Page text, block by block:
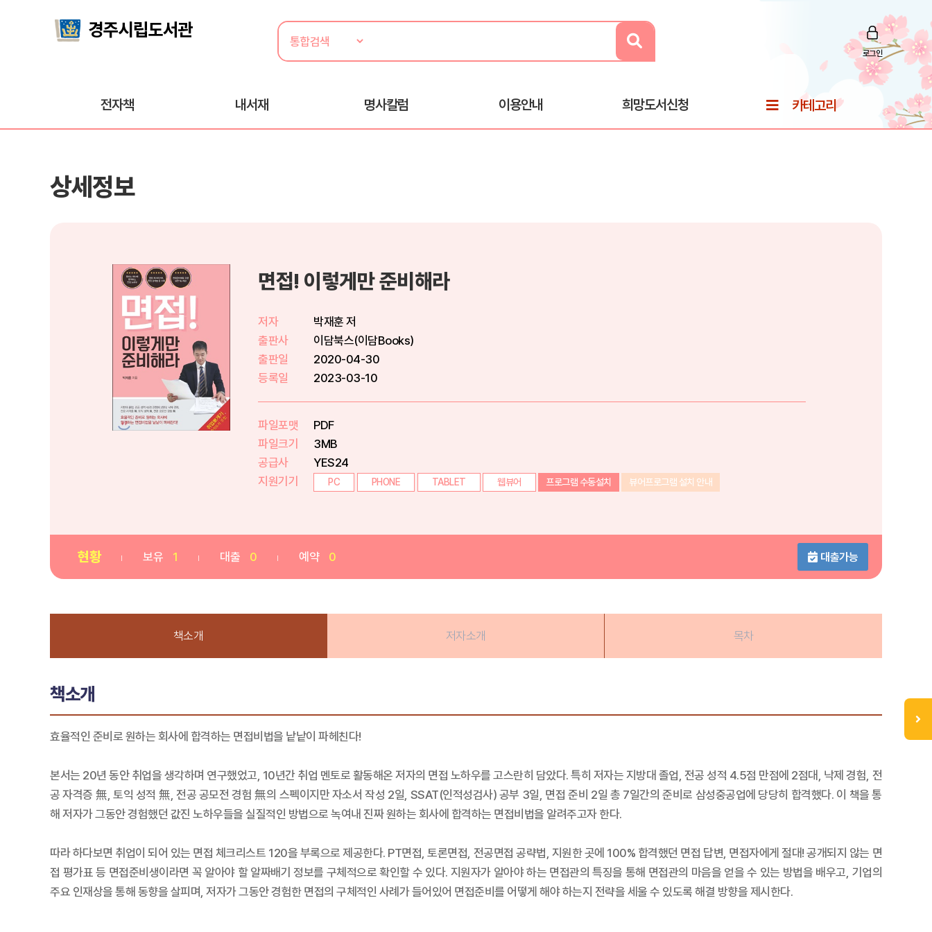
로그인
전자책 내서재 명사칼럼 이용안내 희망도서신청 카테고리
상세정보
면접! 이렇게만 준비해라
저자
박재훈 저
출판사
이담북스(이담Books)
출판일
2020-04-30
등록일
2023-03-10
파일포맷
PDF
파일크기
3MB
공급사
YES24
지원기기
PC PHONE TABLET 웹뷰어 프로그램 수동설치 뷰어프로그램 설치 안내
현황 보유 1 대출 0 예약 0 대출가능
책소개 저자소개 목차
책소개
효율적인 준비로 원하는 회사에 합격하는 면접비법을 낱낱이 파헤친다!
본서는 20년 동안 취업을 생각하며 연구했었고, 10년간 취업 멘토로 활동해온 저자의 면접 노하우를 고스란히 담았다. 특히 저자는 지방대 졸업, 전공 성적 4.5점 만점에 2점대, 낙제 경험, 전
공 자격증 無, 토익 성적 無, 전공 공모전 경험 無의 스펙이지만 자소서 작성 2일, SSAT(인적성검사) 공부 3일, 면접 준비 2일 총 7일간의 준비로 삼성중공업에 당당히 합격했다. 이 책을 통
해 저자가 그동안 경험했던 값진 노하우들을 실질적인 방법으로 녹여내 진짜 원하는 회사에 합격하는 면접비법을 알려주고자 한다.
따라 하다보면 취업이 되어 있는 면접 체크리스트 120을 부록으로 제공한다. PT면접, 토론면접, 전공면접 공략법, 지원한 곳에 100% 합격했던 면접 답변, 면접자에게 절대! 공개되지 않는 면
접 평가표 등 면접준비생이라면 꼭 알아야 할 알짜배기 정보를 구체적으로 확인할 수 있다. 지원자가 알아야 하는 면접관의 특징을 통해 면접관의 마음을 얻을 수 있는 방법을 배우고, 기업의
주요 인재상을 통해 동향을 살피며, 저자가 그동안 경험한 면접의 구체적인 사례가 들어있어 면접준비를 어떻게 해야 하는지 전략을 세울 수 있도록 해결 방향을 제시한다.